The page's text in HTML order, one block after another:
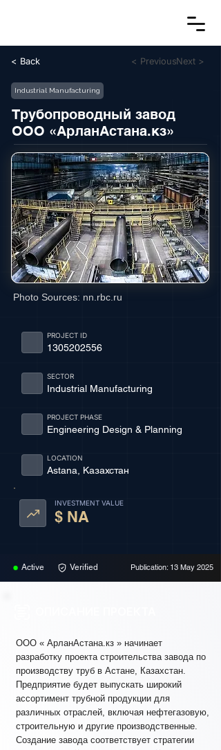
< Back < PreviousNext >
Industrial Manufacturing
Трубопроводный завод
ООО «АрланАстана.кз»
Photo Sources: nn.rbc.ru
1305202556
PROJECT ID
Industrial Manufacturing
SECTOR
Engineering Design & Planning
PROJECT PHASE
Astana, Казахстан
LOCATION
INVESTMENT VALUE
$ NA
Active Verified Publication: 13 May 2025
ООО « АрланАстана.кз » начинает
разработку проекта строительства завода по
производству труб в Астане, Казахстан.
Предприятие будет выпускать широкий
ассортимент трубной продукции для
различных отраслей, включая нефтегазовую,
строительную и другие производственные.
Создание завода соответствует стратегии